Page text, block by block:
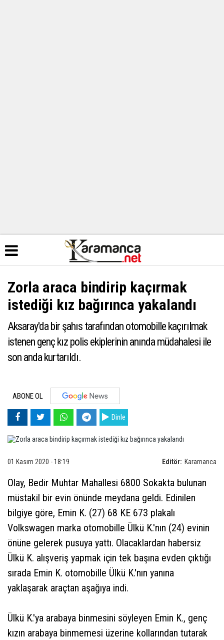
Zorla araca bindirip kaçırmak
istediği kız bağırınca yakalandı
Aksaray'da bir şahıs tarafından otomobille kaçırılmak
istenen genç kız polis ekiplerinin anında müdahalesi ile
son anda kurtarıldı.
ABONE OL
Dinle
Editör: Karamanca
01 Kasım 2020 - 18:19
Olay, Bedir Muhtar Mahallesi 6800 Sokakta bulunan
müstakil bir evin önünde meydana geldi. Edinilen
bilgiye göre, Emin K. (27) 68 KE 673 plakalı
Volkswagen marka otomobille Ülkü K.'nın (24) evinin
önüne gelerek pusuya yattı. Olacaklardan habersiz
Ülkü K. alışveriş yapmak için tek başına evden çıktığı
sırada Emin K. otomobille Ülkü K.'nın yanına
yaklaşarak araçtan aşağıya indi.
Ülkü K.'ya arabaya binmesini söyleyen Emin K., genç
kızın arabaya binmemesi üzerine kollarından tutarak